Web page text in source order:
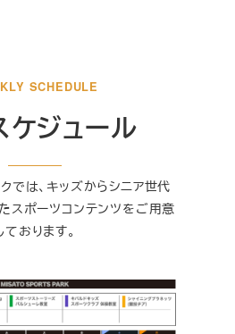
SCHEDULE
ケジュール
では、キッズからシニア世代
スポーツコンテンツをご用意
ております。